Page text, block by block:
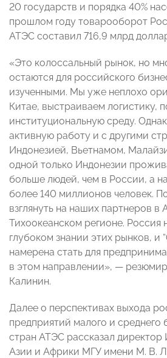
20 государств и порядка 40%
прошлом году товарооборот
АТЭС составил 716,9 млрд
«Это колоссальный рынок, но
остаются для российского
изученными. Мы уже неплохо
Китае, выстраиваем логистику,
институциональную среду.
активную работу и с другими
Индонезией, Вьетнамом,
одной только Индонезии
больше людей, чем в России, а
более 140 миллионов человек.
взглянуть на наших партнеров в
Тихоокеанском регионе. Россия
глубоком знании этих рынков,
намерена стать для
в этом направлении», —
Калинин.
Далее о перспективах выхода
предприятий малого и среднего
стран АТЭС рассказал директор
Азии и Африки МГУ имени М. В.